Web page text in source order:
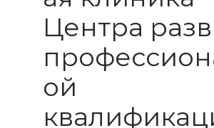
Центра
ой